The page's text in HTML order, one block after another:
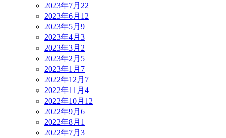
2023年7月 22
2023年6月 12
2023年5月 9
2023年4月 3
2023年3月 2
2023年2月 5
2023年1月 7
2022年12月 7
2022年11月 4
2022年10月 12
2022年9月 6
2022年8月 1
2022年7月 3